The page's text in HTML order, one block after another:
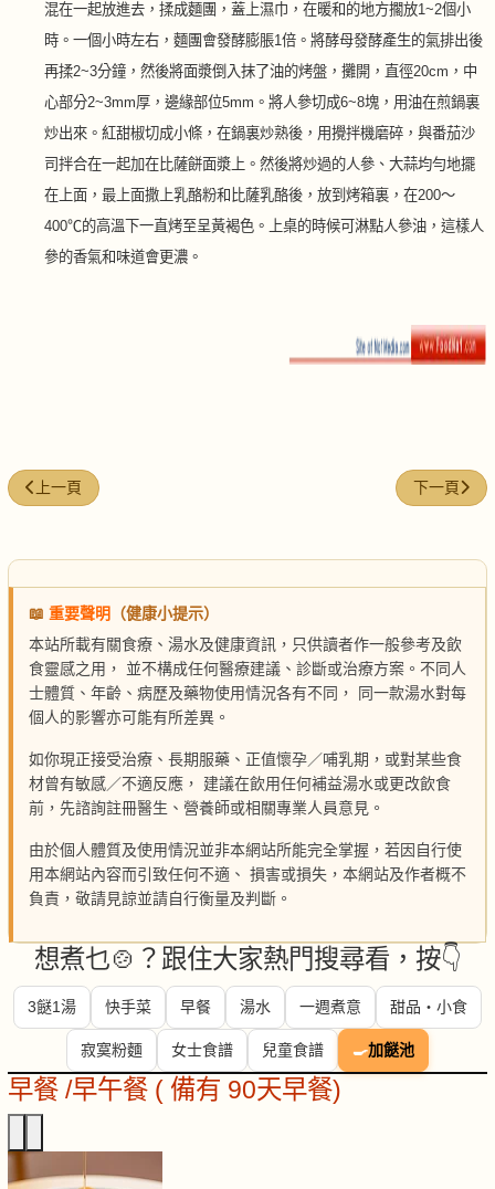
混在一起放進去，揉成麵團，蓋上濕巾，在暖和的地方擱放1~2個小
時。一個小時左右，麵團會發酵膨脹1倍。將酵母發酵產生的氣排出後
再揉2~3分鐘，然後將面漿倒入抹了油的烤盤，攤開，直徑20cm ，中
心部分2~3mm厚，邊緣部位5mm 。將人參切成6~8塊，用油在煎鍋裏
炒出來。紅甜椒切成小條，在鍋裏炒熟後，用攪拌機磨碎，與番茄沙
司拌合在一起加在比薩餅面漿上。然後將炒過的人參、大蒜均勻地擺
在上面，最上面撒上乳酪粉和比薩乳酪後，放到烤箱裏，在200～
400℃的高溫下一直烤至呈黃褐色。上桌的時候可淋點人參油，這樣人
參的香氣和味道會更濃。
上一篇文章: 人蔘果醬三文治
上一頁 下一篇文章
下一頁
📖 重要聲明
（健康小提示）
本站所載有關食療、湯水及健康資訊，只供讀者作一般參考及飲
食靈感之用， 並不構成任何醫療建議、診斷或治療方案。不同人
士體質、年齡、病歷及藥物使用情況各有不同， 同一款湯水對每
個人的影響亦可能有所差異。
如你現正接受治療、長期服藥、正值懷孕／哺乳期，或對某些食
材曾有敏感／不適反應， 建議在飲用任何補益湯水或更改飲食
前，先諮詢註冊醫生、營養師或相關專業人員意見。
由於個人體質及使用情況並非本網站所能完全掌握，若因自行使
用本網站內容而引致任何不適、 損害或損失，本網站及作者概不
負責，敬請見諒並請自行衡量及判斷。
想煮乜🍲？跟住大家熱門搜尋看，按👇
3餸1湯 快手菜 早餐 湯水 一週煮意 甜品・小食
寂寞粉麵 女士食譜 兒童食譜 🍳加餸池
早餐 /早午餐 ( 備有 90天早餐)